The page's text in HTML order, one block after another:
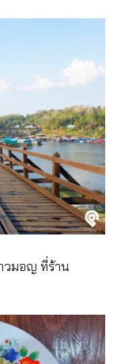
วมอญ ที่ร้าน